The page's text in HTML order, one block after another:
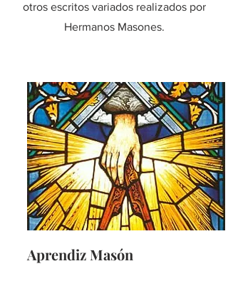
otros escritos variados realizados por
Hermanos Masones.
Aprendiz Masón